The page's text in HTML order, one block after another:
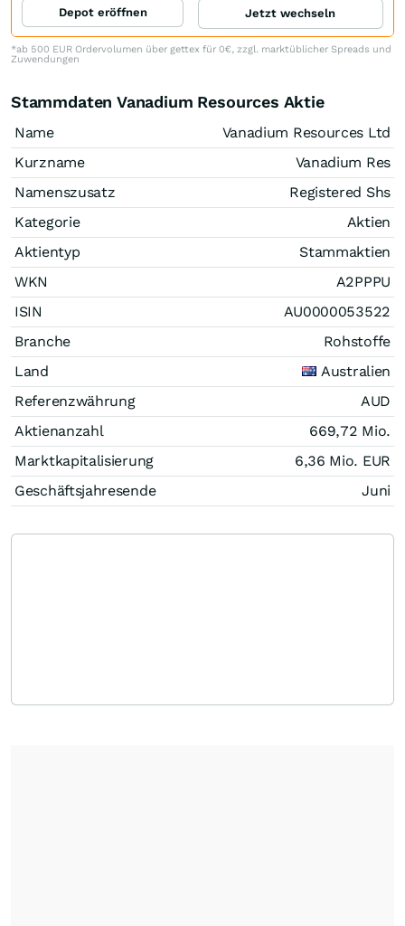
Depot eröffnen Jetzt wechseln
*ab 500 EUR Ordervolumen über gettex für 0€, zzgl. marktüblicher Spreads und
Zuwendungen
Stammdaten Vanadium Resources Aktie
Name
Vanadium Resources Ltd
Kurzname
Vanadium Res
Namenszusatz
Registered Shs
Kategorie
Aktien
Aktientyp
Stammaktien
WKN
A2PPPU
ISIN
AU0000053522
Branche
Rohstoffe
Land
Australien
Referenzwährung
AUD
Aktienanzahl
669,72 Mio.
Marktkapitalisierung
6,36 Mio. EUR
Geschäftsjahresende
Juni